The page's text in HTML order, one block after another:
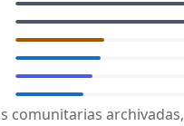
comunitarias archivadas,